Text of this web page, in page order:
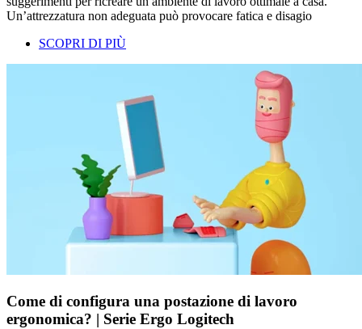
Un’attrezzatura non adeguata può provocare fatica e disagio
SCOPRI DI PIÙ
Come di configura una postazione di lavoro
ergonomica? | Serie Ergo Logitech